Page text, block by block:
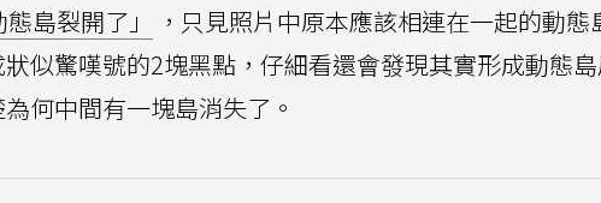
態島裂開了」
，只見照片中原本應該相連在一起的動態
狀似驚嘆號的2塊黑點，仔細看還會發現其實形成動態
何中間有一塊島消失了。